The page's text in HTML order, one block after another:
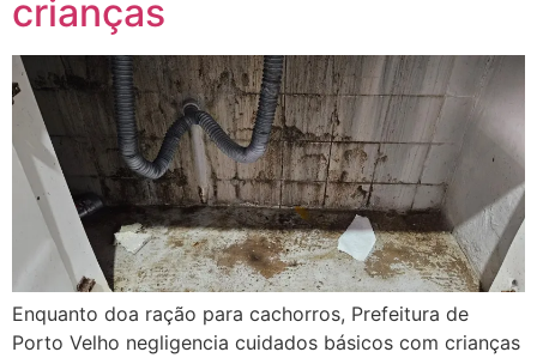
crianças
Enquanto doa ração para cachorros, Prefeitura de
Porto Velho negligencia cuidados básicos com crianças